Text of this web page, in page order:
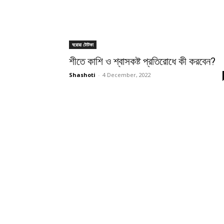
ঘরোয়া টোটকা
শীতে কাশি ও শ্বাসকষ্ট প্রতিরোধে কী করবেন?
Shashoti - 4 December, 2022